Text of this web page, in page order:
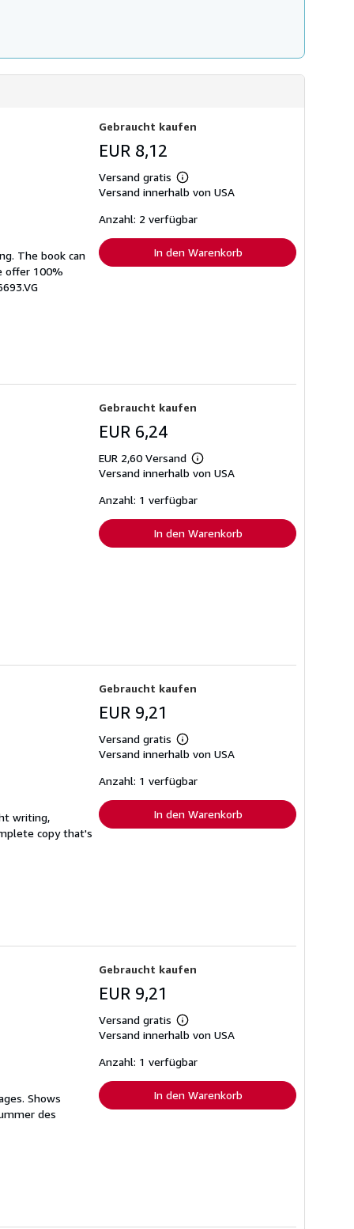
The book can
offer 100%
Gebraucht kaufen
EUR 8,12
Versand gratis
Weitere
Informationen
Versandkosten
Versand innerhalb von USA
Anzahl: 2 verfügbar
In den Warenkorb
Gebraucht kaufen
EUR 6,24
EUR 2,60 Versand
Weitere
Informationen
Versandkosten
Versand innerhalb von USA
Anzahl: 1 verfügbar
In den Warenkorb
writing,
copy that's
Gebraucht kaufen
EUR 9,21
Versand gratis
Weitere
Informationen
Versandkosten
Versand innerhalb von USA
Anzahl: 1 verfügbar
In den Warenkorb
Shows
des
Gebraucht kaufen
EUR 9,21
Versand gratis
Weitere
Informationen
Versandkosten
Versand innerhalb von USA
Anzahl: 1 verfügbar
In den Warenkorb